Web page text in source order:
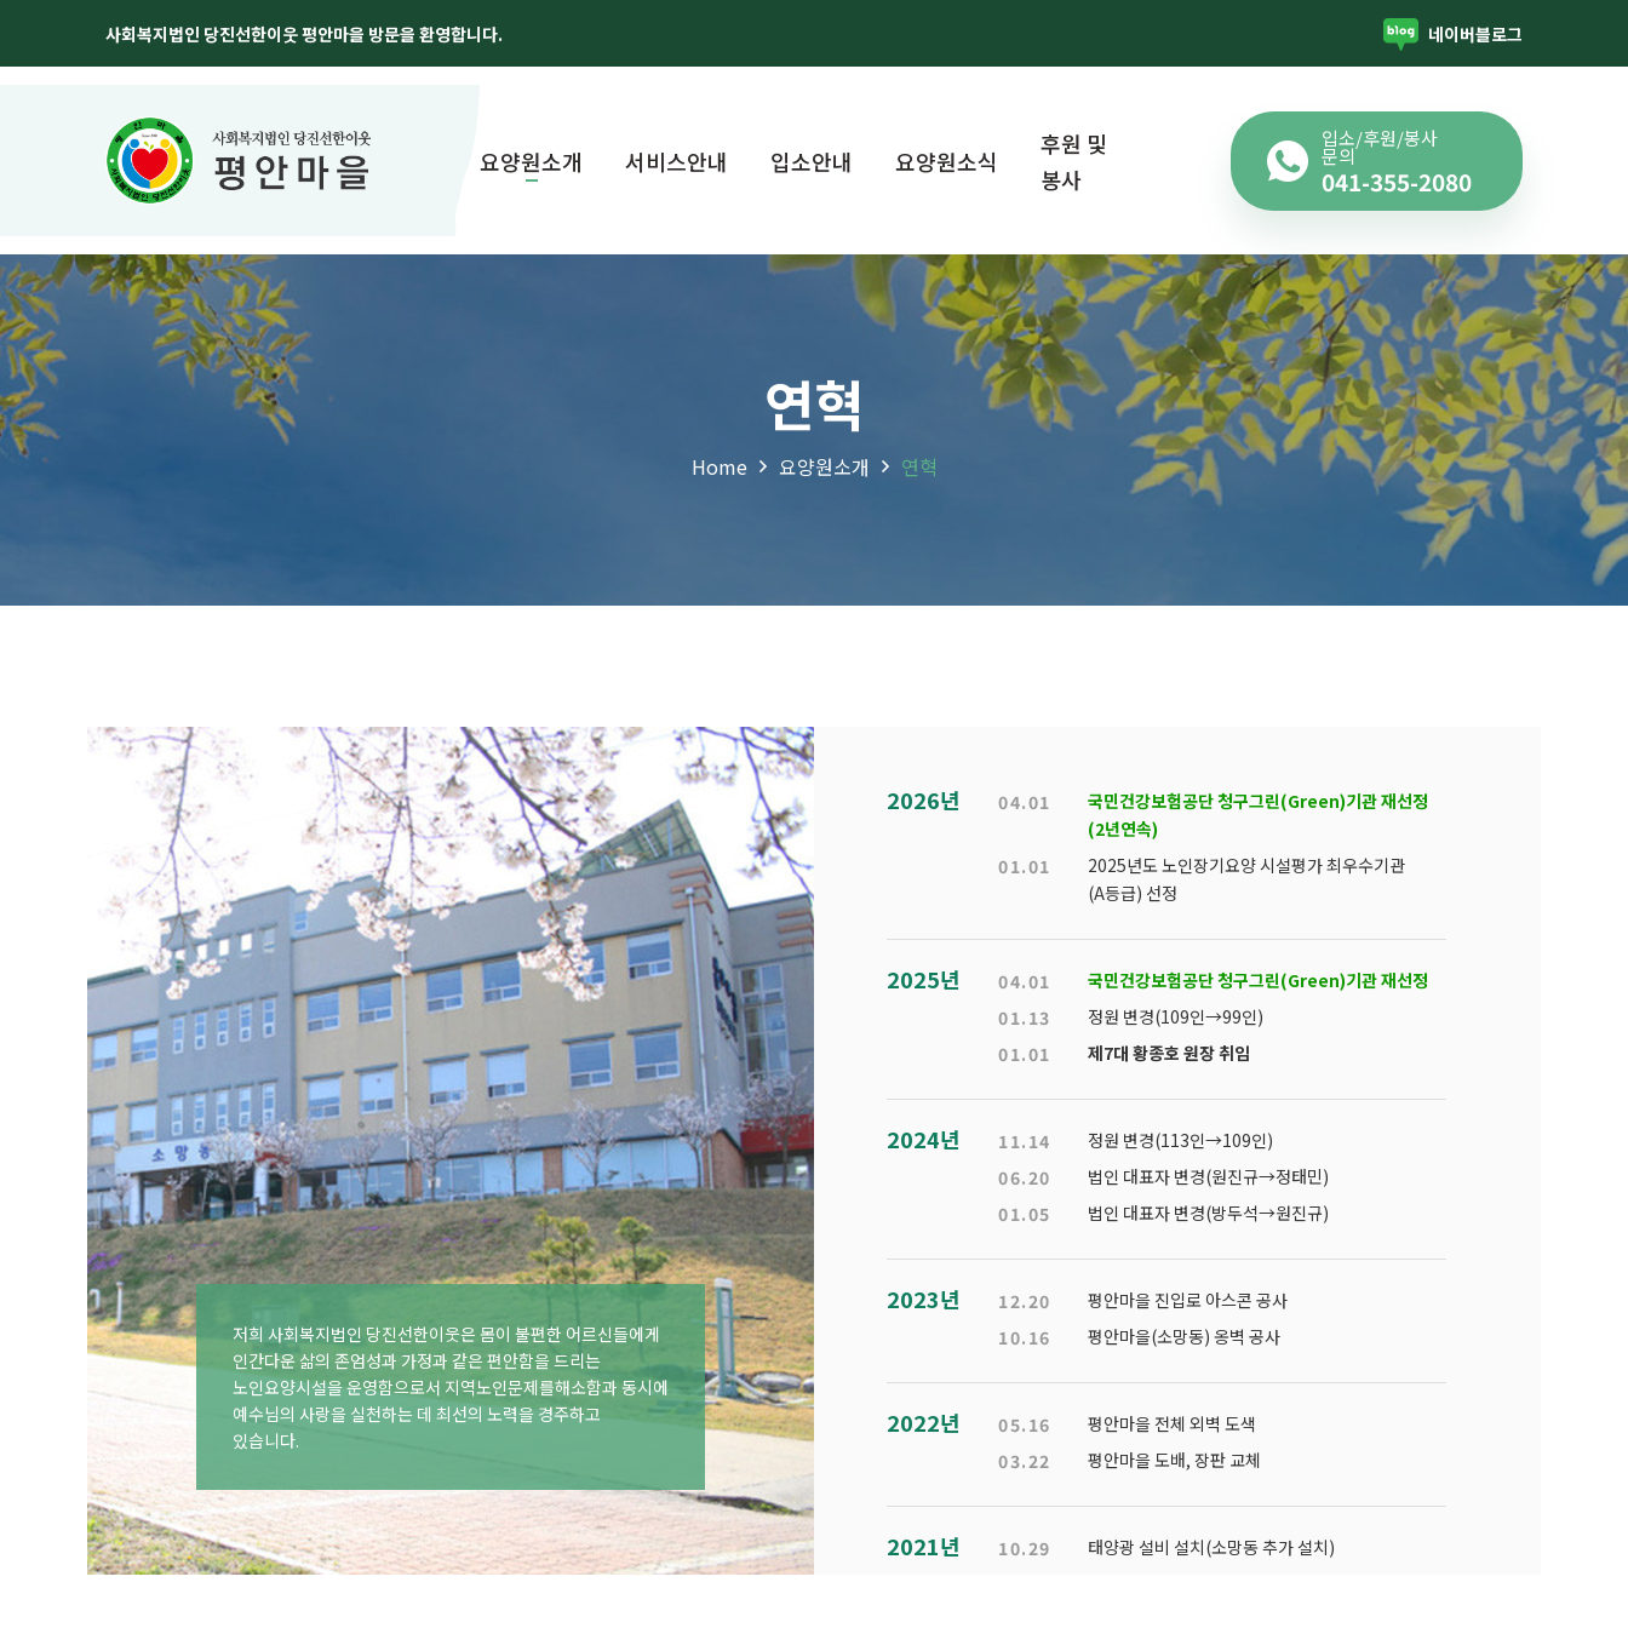
사회복지법인 당진선한이웃 평안마을 방문을 환영합니다. 네이버블로그
요양원소개 서비스안내 입소안내 요양원소식
후원 및
봉사
입소/후원/봉사
문의
041-355-2080
연혁
Home 요양원소개 연혁
저희 사회복지법인 당진선한이웃은 몸이 불편한 어르신들에게
인간다운 삶의 존엄성과 가정과 같은 편안함을 드리는
노인요양시설을 운영함으로서 지역노인문제를해소함과 동시에
예수님의 사랑을 실천하는 데 최선의 노력을 경주하고
있습니다.
2026년 04.01
국민건강보험공단 청구그린(Green)기관 재선정
(2년연속)
01.01
2025년도 노인장기요양 시설평가 최우수기관
(A등급) 선정
2025년 04.01
국민건강보험공단 청구그린(Green)기관 재선정
01.13
정원 변경(109인→99인)
01.01
제7대 황종호 원장 취임
2024년 11.14
정원 변경(113인→109인)
06.20
법인 대표자 변경(원진규→정태민)
01.05
법인 대표자 변경(방두석→원진규)
2023년 12.20
평안마을 진입로 아스콘 공사
10.16
평안마을(소망동) 옹벽 공사
2022년 05.16
평안마을 전체 외벽 도색
03.22
평안마을 도배, 장판 교체
2021년 10.29
태양광 설비 설치(소망동 추가 설치)